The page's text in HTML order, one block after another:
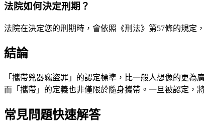
法院如何決定刑期？
法院在決定您的刑期時，會依照《刑法》第57條的規定
結論
「攜帶兇器竊盜罪」的認定標準，比一般人想像的更
而「攜帶」的定義也非僅限於隨身攜帶。一旦被認定，
常見問題快速解答